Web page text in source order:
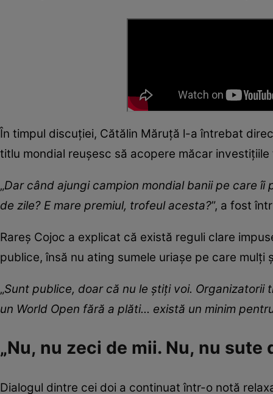
În timpul discuției, Cătălin Măruță l-a întrebat
titlu mondial reușesc să acopere măcar
„Dar când ajungi campion mondial banii pe care
de zile? E mare premiul, trofeul acesta?”, a fost
Rareș Cojoc a explicat că există reguli clare
publice, însă nu ating sumele uriașe pe care mulți
„Sunt publice, doar că nu le știți voi.
un World Open fără a plăti... există un minim
„Nu, nu zeci de mii. Nu, nu sute
Dialogul dintre cei doi a continuat într-o notă